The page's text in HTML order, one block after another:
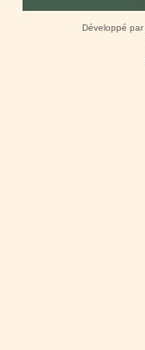
Développé par